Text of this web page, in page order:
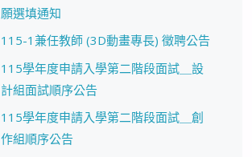
願選填通知
115-1兼任教師 (3D動畫專長) 徵聘公告
115學年度申請入學第二階段面試＿設
計組面試順序公告
115學年度申請入學第二階段面試＿創
作組順序公告